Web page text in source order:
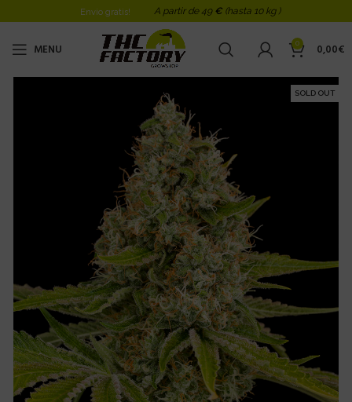
Envio gratis! A partir de 49 € (hasta 10 kg )
MENU 0 0,00€
SOLD OUT